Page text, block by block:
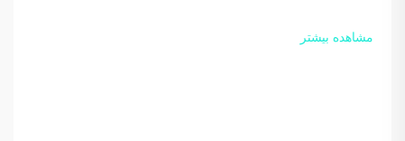
فراهم می‌کند. امروز یک پیشنهاد شخصی رایگان دریافت کنید.
مشاهده بیشتر